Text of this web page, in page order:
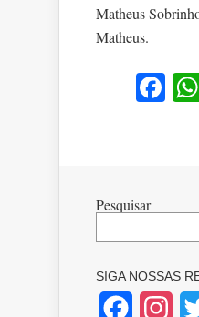
Matheus
Matheus.
Pesquisar
SIGA NOSSAS
Facebook